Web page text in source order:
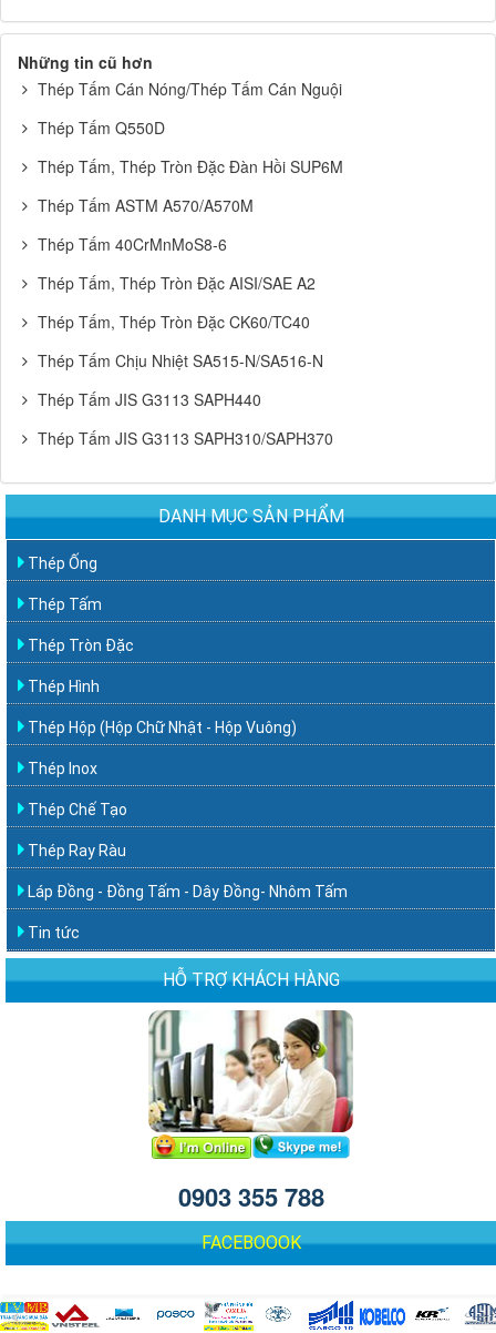
Những tin cũ hơn
Thép Tấm Cán Nóng/Thép Tấm Cán Nguội
Thép Tấm Q550D
Thép Tấm, Thép Tròn Đặc Đàn Hồi SUP6M
Thép Tấm ASTM A570/A570M
Thép Tấm 40CrMnMoS8-6
Thép Tấm, Thép Tròn Đặc AISI/SAE A2
Thép Tấm, Thép Tròn Đặc CK60/TC40
Thép Tấm Chịu Nhiệt SA515-N/SA516-N
Thép Tấm JIS G3113 SAPH440
Thép Tấm JIS G3113 SAPH310/SAPH370
DANH MỤC SẢN PHẨM
Thép Ống
Thép Tấm
Thép Tròn Đặc
Thép Hình
Thép Hộp (Hộp Chữ Nhật - Hộp Vuông)
Thép Inox
Thép Chế Tạo
Thép Ray Ràu
Láp Đồng - Đồng Tấm - Dây Đồng- Nhôm Tấm
Tin tức
HỖ TRỢ KHÁCH HÀNG
0903 355 788
FACEBOOOK